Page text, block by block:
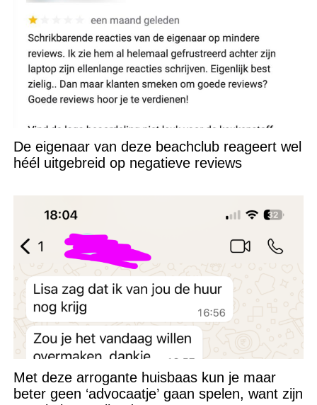
De eigenaar van deze beachclub reageert wel
héél uitgebreid op negatieve reviews
Met deze arrogante huisbaas kun je maar
beter geen ‘advocaatje’ gaan spelen, want zijn